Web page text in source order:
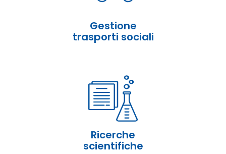
Gestione
trasporti sociali
Ricerche
scientifiche